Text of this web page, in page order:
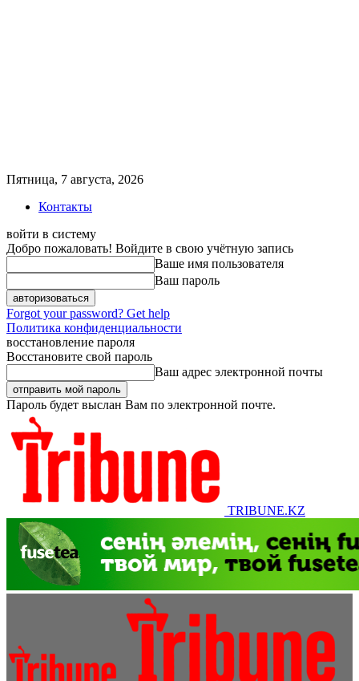
Пятница, 7 августа, 2026
Контакты
войти в систему
Добро пожаловать! Войдите в свою учётную запись
Ваше имя пользователя
Ваш пароль
Forgot your password? Get help
Политика конфиденциальности
восстановление пароля
Восстановите свой пароль
Ваш адрес электронной почты
Пароль будет выслан Вам по электронной почте.
TRIBUNE.KZ